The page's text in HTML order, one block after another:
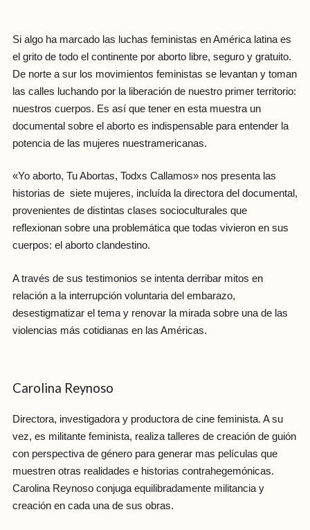
Si algo ha marcado las luchas feministas en América latina es
el grito de todo el continente por aborto libre, seguro y gratuito.
De norte a sur los movimientos feministas se levantan y toman
las calles luchando por la liberación de nuestro primer territorio:
nuestros cuerpos. Es así que tener en esta muestra un
documental sobre el aborto es indispensable para entender la
potencia de las mujeres nuestramericanas.
«Yo aborto, Tu Abortas, Todxs Callamos» nos presenta las
historias de siete mujeres, incluída la directora del documental,
provenientes de distintas clases socioculturales que
reflexionan sobre una problemática que todas vivieron en sus
cuerpos: el aborto clandestino.
A través de sus testimonios se intenta derribar mitos en
relación a la interrupción voluntaria del embarazo,
desestigmatizar el tema y renovar la mirada sobre una de las
violencias más cotidianas en las Américas.
Carolina Reynoso
Directora, investigadora y productora de cine feminista. A su
vez, es militante feminista, realiza talleres de creación de guión
con perspectiva de género para generar mas películas que
muestren otras realidades e historias contrahegemónicas.
Carolina Reynoso conjuga equilibradamente militancia y
creación en cada una de sus obras.